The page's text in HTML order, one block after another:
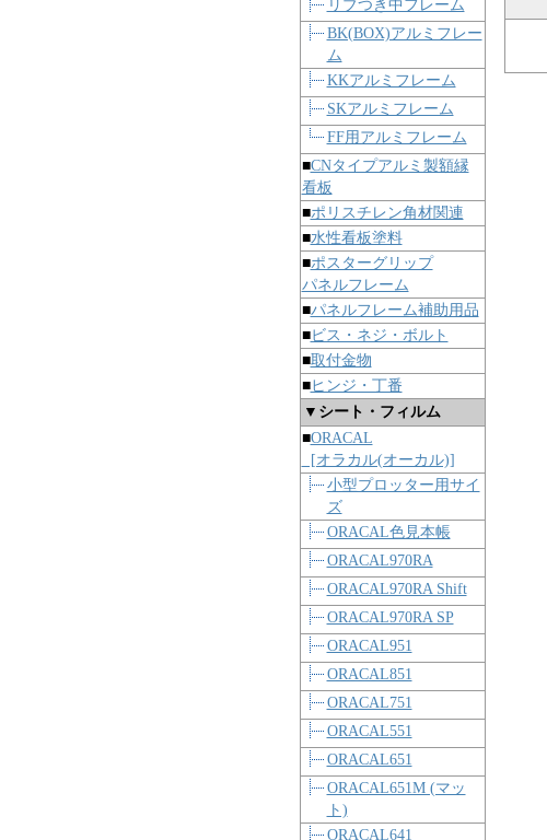
リブつき中フレーム
BK(BOX)アルミフレー
ム
KKアルミフレーム
SKアルミフレーム
FF用アルミフレーム
■CNタイプアルミ製額縁
看板
■ポリスチレン角材関連
■水性看板塗料
■ポスターグリップ
パネルフレーム
■パネルフレーム補助用品
■ビス・ネジ・ボルト
■取付金物
■ヒンジ・丁番
▼シート・フィルム
■ORACAL
[オラカル(オーカル)]
小型プロッター用サイ
ズ
ORACAL色見本帳
ORACAL970RA
ORACAL970RA Shift
ORACAL970RA SP
ORACAL951
ORACAL851
ORACAL751
ORACAL551
ORACAL651
ORACAL651M (マッ
ト)
ORACAL641